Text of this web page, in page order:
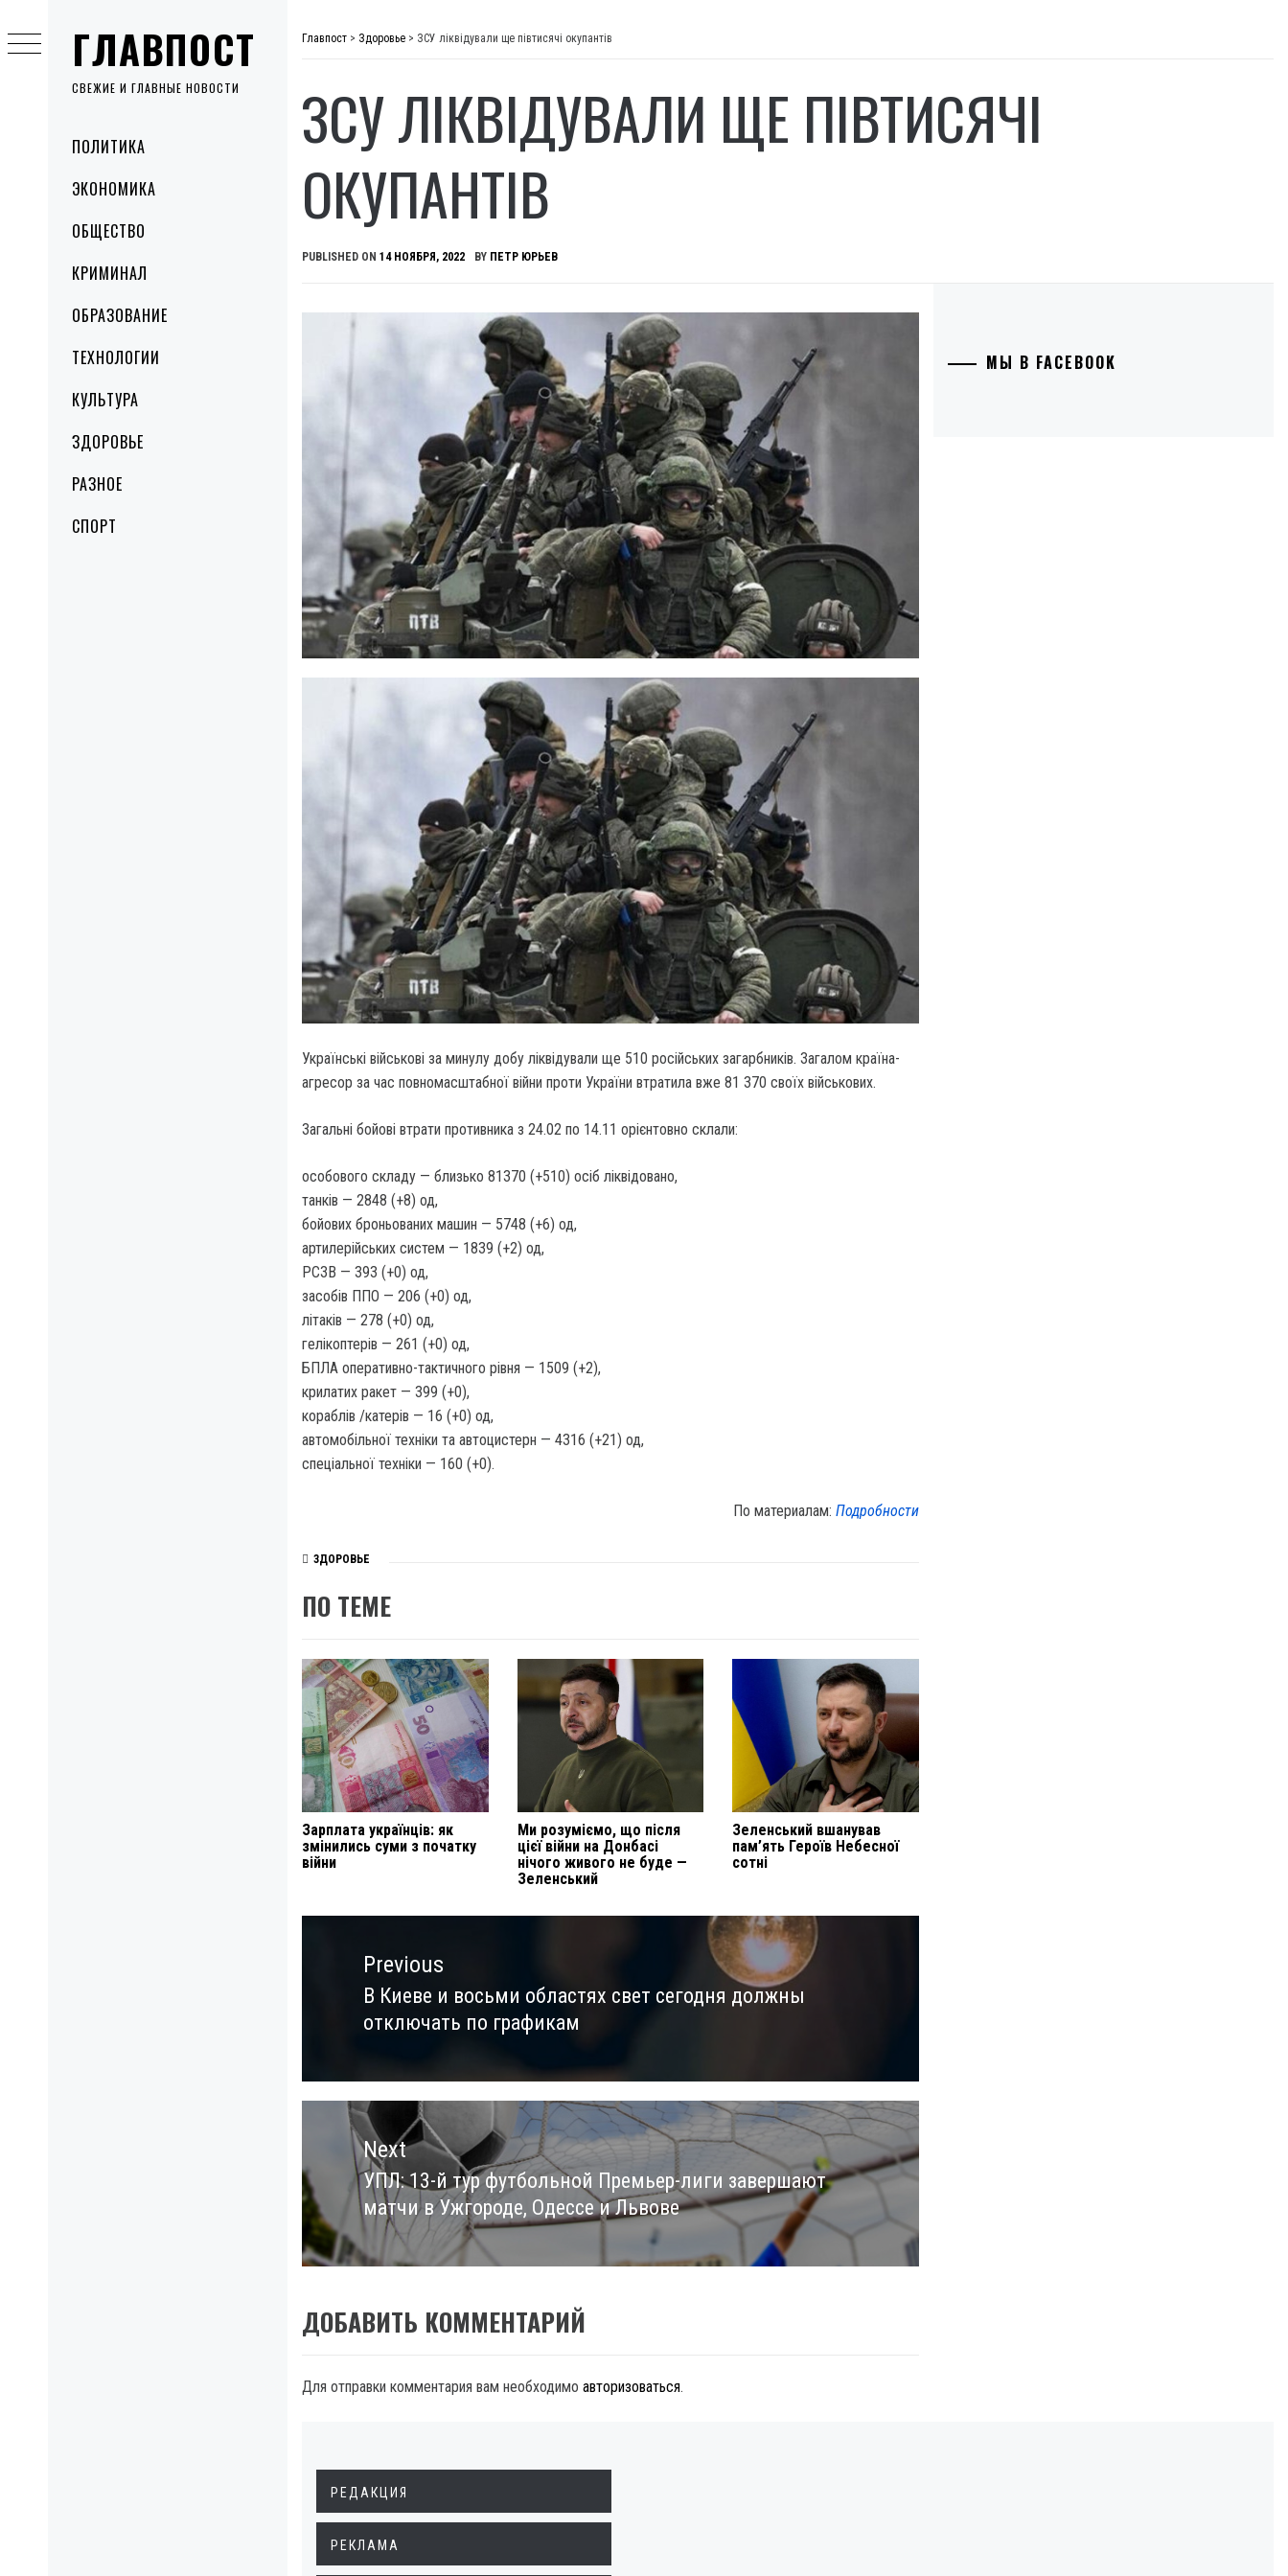
ГЛАВПОСТ
СВЕЖИЕ И ГЛАВНЫЕ НОВОСТИ
MenuПОЛИТИКА
ЭКОНОМИКА
ОБЩЕСТВО
КРИМИНАЛ
ОБРАЗОВАНИЕ
ТЕХНОЛОГИИ
КУЛЬТУРА
ЗДОРОВЬЕ
РАЗНОЕ
СПОРТ
to
content
Главпост > Здоровье > ЗСУ ліквідували ще півтисячі окупантів
ЗСУ ЛІКВІДУВАЛИ ЩЕ ПІВТИСЯЧІ
ОКУПАНТІВ
PUBLISHED ON 14 НОЯБРЯ, 2022 BY ПЕТР ЮРЬЕВ
Українські військові за минулу добу ліквідували ще 510 російських загарбників. Загалом країна-
агресор за час повномасштабної війни проти України втратила вже 81 370 своїх військових.
Загальні бойові втрати противника з 24.02 по 14.11 орієнтовно склали:
особового складу — близько 81370 (+510) осіб ліквідовано,
танків — 2848 (+8) од,
бойових броньованих машин — 5748 (+6) од,
артилерійських систем — 1839 (+2) од,
РСЗВ — 393 (+0) од,
засобів ППО — 206 (+0) од,
літаків — 278 (+0) од,
гелікоптерів — 261 (+0) од,
БПЛА оперативно-тактичного рівня — 1509 (+2),
крилатих ракет — 399 (+0),
кораблів /катерів — 16 (+0) од,
автомобільної техніки та автоцистерн — 4316 (+21) од,
спеціальної техніки — 160 (+0).
По материалам:Подробности
ЗДОРОВЬЕ
ПО ТЕМЕ
Зарплата українців: як
змінились суми з початку
війни
Ми розуміємо, що після
цієї війни на Донбасі
нічого живого не буде —
Зеленський
Зеленський вшанував
пам’ять Героїв Небесної
сотні
Навигация
записямPrevious
Previous
post:
В Киеве и восьми областях свет сегодня должны
отключать по графикам
Next
Next
post:
УПЛ: 13-й тур футбольной Премьер-лиги завершают
матчи в Ужгороде, Одессе и Львове
ДОБАВИТЬ КОММЕНТАРИЙ
Для отправки комментария вам необходимо авторизоваться.
МЫ В FACEBOOK
РЕДАКЦИЯ
РЕКЛАМА